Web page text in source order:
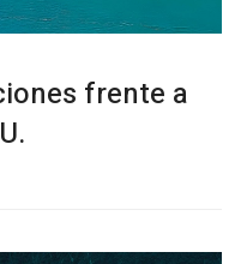
frente a